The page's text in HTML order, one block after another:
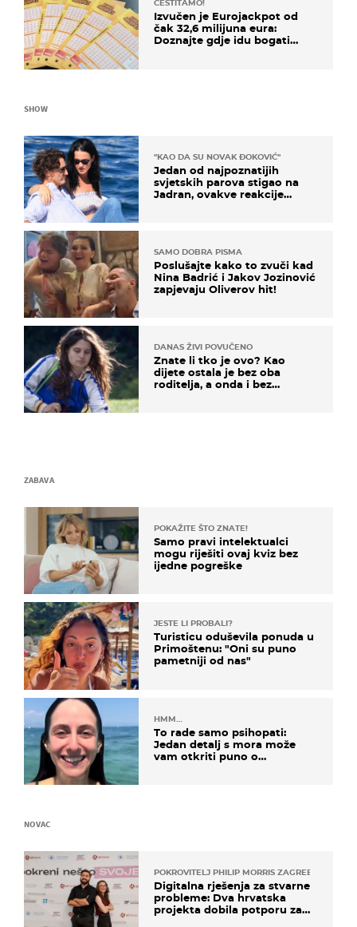
ČESTITAMO!
Izvučen je Eurojackpot od
čak 32,6 milijuna eura:
Doznajte gdje idu bogati
SHOW
"KAO DA SU NOVAK ĐOKOVIĆ"
Jedan od najpoznatijih
svjetskih parova stigao na
Jadran, ovakve reakcije
SAMO DOBRA PISMA
Poslušajte kako to zvuči kad
Nina Badrić i Jakov Jozinović
zapjevaju Oliverov hit!
DANAS ŽIVI POVUČENO
Znate li tko je ovo? Kao
dijete ostala je bez oba
roditelja, a onda i bez
ZABAVA
POKAŽITE ŠTO ZNATE!
Samo pravi intelektualci
mogu riješiti ovaj kviz bez
ijedne pogreške
JESTE LI PROBALI?
Turisticu oduševila ponuda u
Primoštenu: "Oni su puno
pametniji od nas"
HMM…
To rade samo psihopati:
Jedan detalj s mora može
vam otkriti puno o
NOVAC
POKROVITELJ PHILIP MORRIS ZAGREB
Digitalna rješenja za stvarne
probleme: Dva hrvatska
projekta dobila potporu za